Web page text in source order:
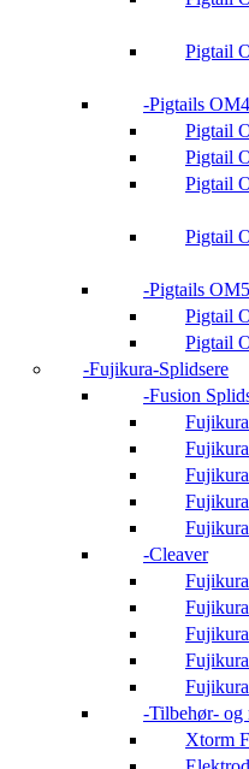
Pigtail
Pigtails OM4
Pigtail
Pigtail
Pigtail
Pigtail
Pigtails OM5
Pigtail
Pigtail
Fujikura-Splidsere
Fusion
Cleaver
Tilbehør- og
Xtorm